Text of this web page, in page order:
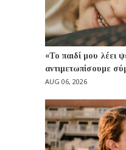
«Το παιδί μου λέει
αντιμετωπίσουμε
AUG 06, 2026